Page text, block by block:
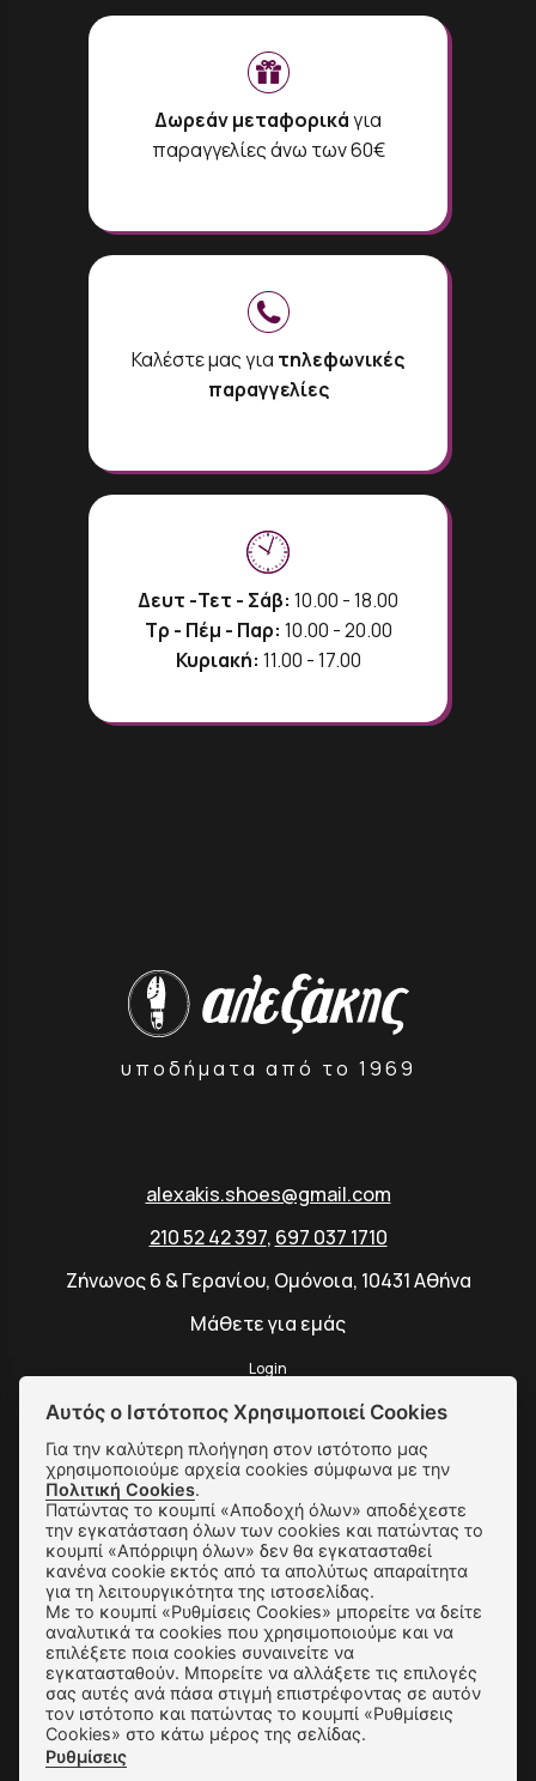
Δωρεάν μεταφορικάγια
παραγγελίες άνω των 60€
Καλέστε μας για τηλεφωνικές
παραγγελίες
Δευτ -Τετ - Σάβ: 10.00 - 18.00
Τρ - Πέμ - Παρ: 10.00 - 20.00
Κυριακή: 11.00 - 17.00
υποδήματα από το 1969
alexakis.shoes@gmail.com
210 52 42 397, 697 037 1710
Ζήνωνος 6 & Γερανίου, Ομόνοια, 10431 Αθήνα
Μάθετε για εμάς
Login
SUBSCRIBE
Αποστολές & Αλλαγές
Τρόποι Παραγγελίας & Πληρωμής
Όροι Χρήσης & Ασφάλεια
Πολιτική Απορρήτου
Ρυθμίσεις Cookies
Αυτός ο Ιστότοπος Χρησιμοποιεί Cookies
Για την καλύτερη πλοήγηση στον ιστότοπο μας
χρησιμοποιούμε αρχεία cookies σύμφωνα με την
Πολιτική Cookies.
Πατώντας το κουμπί «Αποδοχή όλων» αποδέχεστε
την εγκατάσταση όλων των cookies και πατώντας το
κουμπί «Απόρριψη όλων» δεν θα εγκατασταθεί
κανένα cookie εκτός από τα απολύτως απαραίτητα
για τη λειτουργικότητα της ιστοσελίδας.
Με το κουμπί «Ρυθμίσεις Cookies» μπορείτε να δείτε
αναλυτικά τα cookies που χρησιμοποιούμε και να
επιλέξετε ποια cookies συναινείτε να
εγκατασταθούν. Μπορείτε να αλλάξετε τις επιλογές
σας αυτές ανά πάσα στιγμή επιστρέφοντας σε αυτόν
τον ιστότοπο και πατώντας το κουμπί «Ρυθμίσεις
Cookies» στο κάτω μέρος της σελίδας.
Ρυθμίσεις